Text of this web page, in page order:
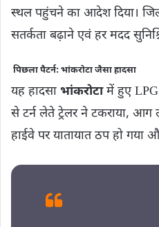
स्थल पहुंचने का आदेश दिया।
सतर्कता बढ़ाने एवं हर मदद
पिछला पैटर्न: भांकरोटा जैसा हादसा
यह हादसा भांकरोटामें हुए LPG
से टर्न लेते ट्रेलर ने टकराया,
हाईवे पर यातायात ठप हो गया